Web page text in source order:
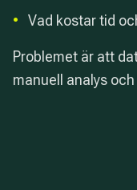
•
Vad kostar tid
Problemet är att
manuell analys